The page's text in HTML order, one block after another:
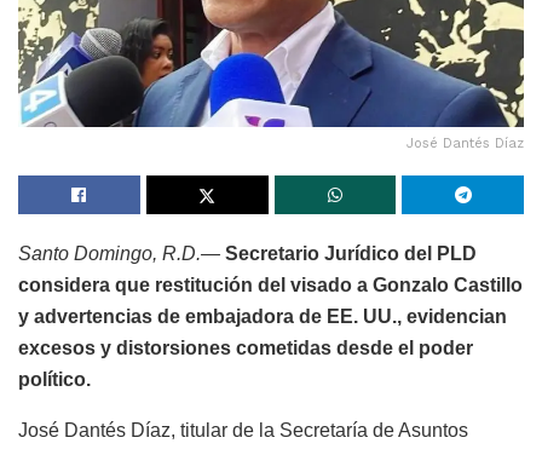
José Dantés Díaz
Santo Domingo, R.D.— Secretario Jurídico del PLD
considera que restitución del visado a Gonzalo Castillo
y advertencias de embajadora de EE. UU., evidencian
excesos y distorsiones cometidas desde el poder
político.
José Dantés Díaz, titular de la Secretaría de Asuntos